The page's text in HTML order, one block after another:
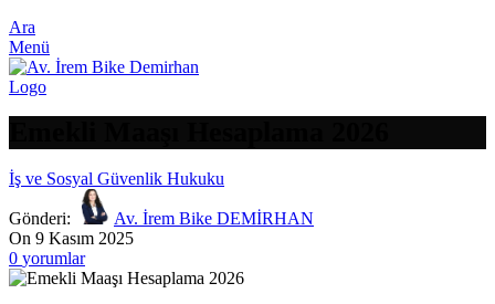
Ara
Menü
İş ve Sosyal Güvenlik Hukuku
Gönderi:
Av. İrem Bike DEMİRHAN
On 9 Kasım 2025
0 yorumlar